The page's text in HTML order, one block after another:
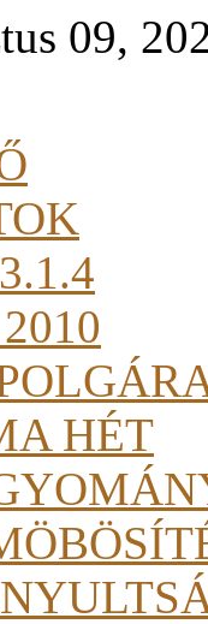
09,
HÉT